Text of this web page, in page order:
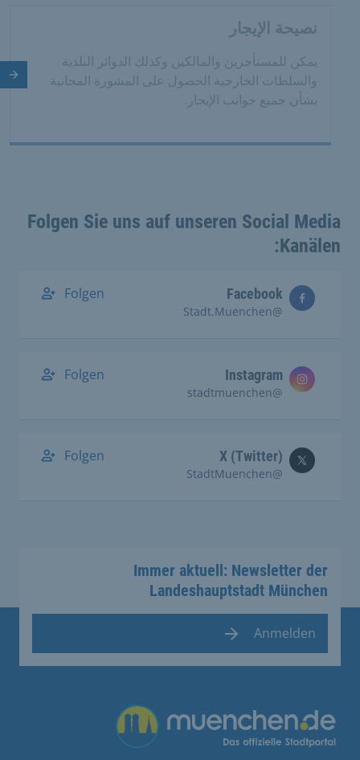
نصيحة الإيجار
يمكن للمستأجرين والمالكين وكذلك الدوائر البلدية
والسلطات الخارجية الحصول على المشورة المجانية
بشأن جميع جوانب الإيجار.
Folgen Sie uns auf unseren Social Media
Kanälen:
Facebook
@Stadt.Muenchen
Folgen
Instagram
@stadtmuenchen
Folgen
X (Twitter)
@StadtMuenchen
Folgen
Immer aktuell: Newsletter der
Landeshauptstadt München
Anmelden
Übergreifende Links